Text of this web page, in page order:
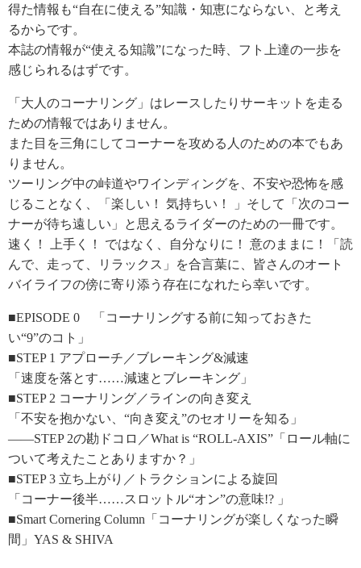
得た情報も“自在に使える”知識・知恵にならない、と考え
るからです。
本誌の情報が“使える知識”になった時、フト上達の一歩を
感じられるはずです。
「大人のコーナリング」はレースしたりサーキットを走る
ための情報ではありません。
また目を三角にしてコーナーを攻める人のための本でもあ
りません。
ツーリング中の峠道やワインディングを、不安や恐怖を感
じることなく、「楽しい！ 気持ちい！ 」そして「次のコー
ナーが待ち遠しい」と思えるライダーのための一冊です。
速く！ 上手く！ ではなく、自分なりに！ 意のままに！「読
んで、走って、リラックス」を合言葉に、皆さんのオート
バイライフの傍に寄り添う存在になれたら幸いです。
■EPISODE 0 「コーナリングする前に知っておきた
い“9”のコト」
■STEP 1 アプローチ／ブレーキング&減速
「速度を落とす……減速とブレーキング」
■STEP 2 コーナリング／ラインの向き変え
「不安を抱かない、“向き変え”のセオリーを知る」
――STEP 2の勘ドコロ／What is “ROLL-AXIS”「ロール軸に
ついて考えたことありますか？」
■STEP 3 立ち上がり／トラクションによる旋回
「コーナー後半……スロットル“オン”の意味!? 」
■Smart Cornering Column「コーナリングが楽しくなった瞬
間」YAS & SHIVA